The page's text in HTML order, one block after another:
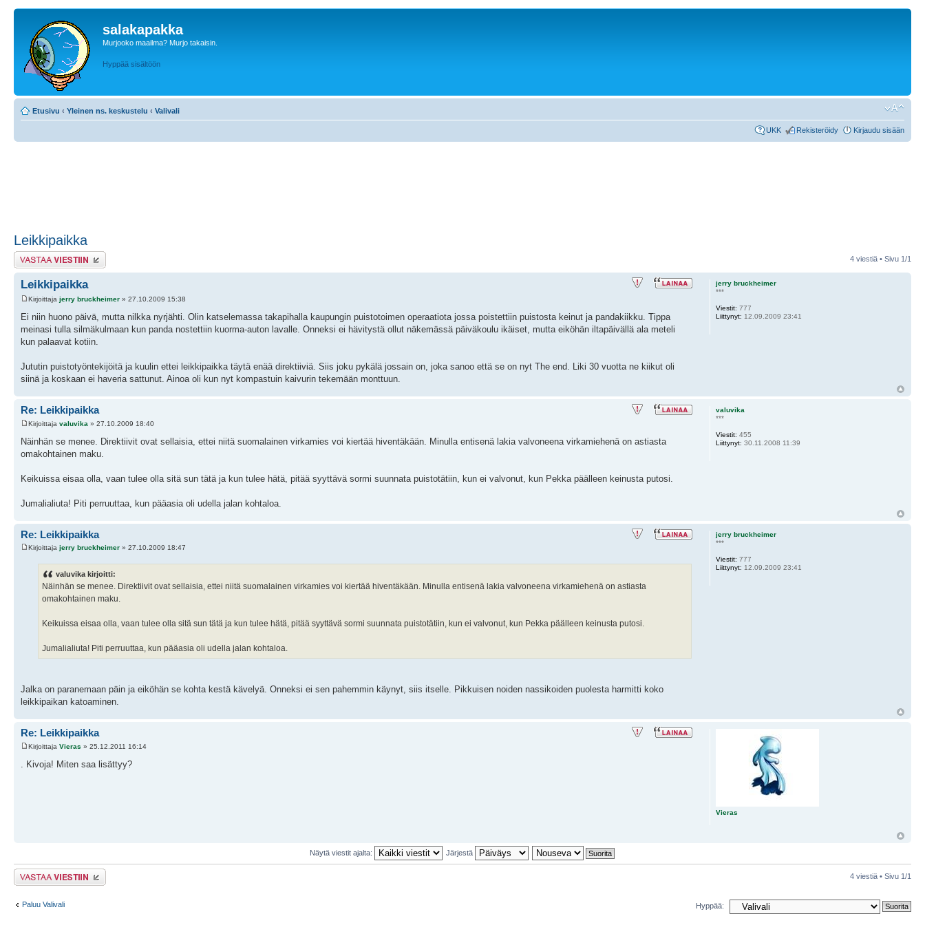
salakapakka
Murjooko maailma? Murjo takaisin.
Hyppää sisältöön
Etusivu ‹ Yleinen ns. keskustelu ‹ Valivali
UKK Rekisteröidy Kirjaudu sisään
Leikkipaikka
Lähetä vastaus 4 viestiä • Sivu 1/1
Leikkipaikka
Kirjoittaja jerry bruckheimer » 27.10.2009 15:38
Ei niin huono päivä, mutta nilkka nyrjähti. Olin katselemassa takapihalla kaupungin puistotoimen operaatiota jossa poistettiin puistosta keinut ja pandakiikku. Tippa
meinasi tulla silmäkulmaan kun panda nostettiin kuorma-auton lavalle. Onneksi ei hävitystä ollut näkemässä päiväkoulu ikäiset, mutta eiköhän iltapäivällä ala meteli
kun palaavat kotiin.
Jututin puistotyöntekijöitä ja kuulin ettei leikkipaikka täytä enää direktiiviä. Siis joku pykälä jossain on, joka sanoo että se on nyt The end. Liki 30 vuotta ne kiikut oli
siinä ja koskaan ei haveria sattunut. Ainoa oli kun nyt kompastuin kaivurin tekemään monttuun.
jerry bruckheimer
***
Viestit: 777
Liittynyt: 12.09.2009 23:41
Re: Leikkipaikka
Kirjoittaja valuvika » 27.10.2009 18:40
Näinhän se menee. Direktiivit ovat sellaisia, ettei niitä suomalainen virkamies voi kiertää hiventäkään. Minulla entisenä lakia valvoneena virkamiehenä on astiasta
omakohtainen maku.
Keikuissa eisaa olla, vaan tulee olla sitä sun tätä ja kun tulee hätä, pitää syyttävä sormi suunnata puistotätiin, kun ei valvonut, kun Pekka päälleen keinusta putosi.
Jumalialiuta! Piti perruuttaa, kun pääasia oli udella jalan kohtaloa.
valuvika
***
Viestit: 455
Liittynyt: 30.11.2008 11:39
Re: Leikkipaikka
Kirjoittaja jerry bruckheimer » 27.10.2009 18:47
valuvika kirjoitti:
Näinhän se menee. Direktiivit ovat sellaisia, ettei niitä suomalainen virkamies voi kiertää hiventäkään. Minulla entisenä lakia valvoneena virkamiehenä on astiasta
omakohtainen maku.
Keikuissa eisaa olla, vaan tulee olla sitä sun tätä ja kun tulee hätä, pitää syyttävä sormi suunnata puistotätiin, kun ei valvonut, kun Pekka päälleen keinusta putosi.
Jumalialiuta! Piti perruuttaa, kun pääasia oli udella jalan kohtaloa.
Jalka on paranemaan päin ja eiköhän se kohta kestä kävelyä. Onneksi ei sen pahemmin käynyt, siis itselle. Pikkuisen noiden nassikoiden puolesta harmitti koko
leikkipaikan katoaminen.
jerry bruckheimer
***
Viestit: 777
Liittynyt: 12.09.2009 23:41
Re: Leikkipaikka
Kirjoittaja Vieras » 25.12.2011 16:14
. Kivoja! Miten saa lisättyy?
Vieras
Näytä viestit ajalta: Järjestä
Lähetä vastaus 4 viestiä • Sivu 1 /1
Paluu Valivali Hyppää: